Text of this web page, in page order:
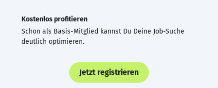
Kostenlos profitieren
Schon als Basis-Mitglied kannst Du Deine Job-Suche
deutlich optimieren.
Jetzt registrieren